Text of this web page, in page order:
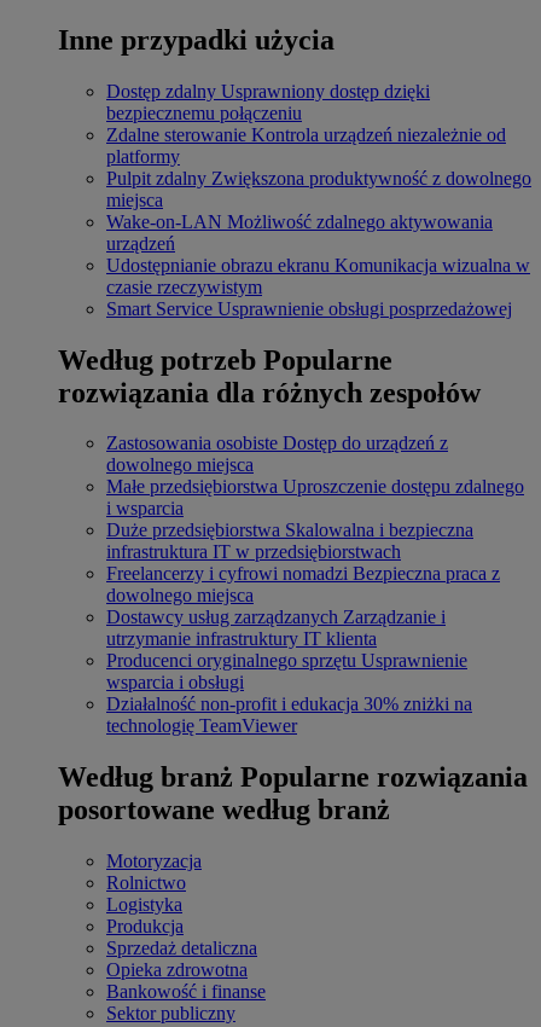
Inne przypadki użycia
Dostęp zdalny Usprawniony dostęp dzięki
bezpiecznemu połączeniu
Zdalne sterowanie Kontrola urządzeń niezależnie od
platformy
Pulpit zdalny Zwiększona produktywność z dowolnego
miejsca
Wake-on-LAN Możliwość zdalnego aktywowania
urządzeń
Udostępnianie obrazu ekranu Komunikacja wizualna w
czasie rzeczywistym
Smart Service Usprawnienie obsługi posprzedażowej
Według potrzeb Popularne
rozwiązania dla różnych zespołów
Zastosowania osobiste Dostęp do urządzeń z
dowolnego miejsca
Małe przedsiębiorstwa Uproszczenie dostępu zdalnego
i wsparcia
Duże przedsiębiorstwa Skalowalna i bezpieczna
infrastruktura IT w przedsiębiorstwach
Freelancerzy i cyfrowi nomadzi Bezpieczna praca z
dowolnego miejsca
Dostawcy usług zarządzanych Zarządzanie i
utrzymanie infrastruktury IT klienta
Producenci oryginalnego sprzętu Usprawnienie
wsparcia i obsługi
Działalność non-profit i edukacja 30% zniżki na
technologię TeamViewer
Według branż Popularne rozwiązania
posortowane według branż
Motoryzacja
Rolnictwo
Logistyka
Produkcja
Sprzedaż detaliczna
Opieka zdrowotna
Bankowość i finanse
Sektor publiczny